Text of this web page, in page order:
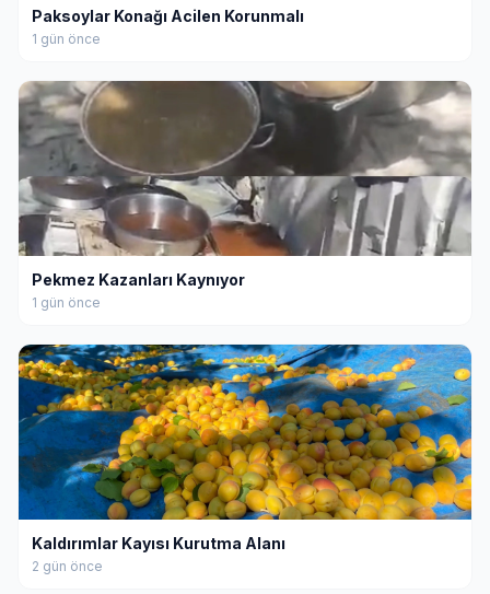
Paksoylar Konağı Acilen Korunmalı
1 gün önce
Pekmez Kazanları Kaynıyor
1 gün önce
Kaldırımlar Kayısı Kurutma Alanı
2 gün önce